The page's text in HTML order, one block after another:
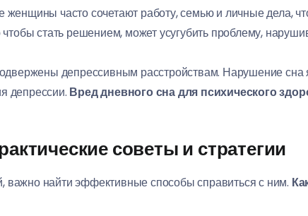
часто сочетают работу, семью и личные дела,
стать решением, может усугубить проблему,
депрессивным расстройствам. Нарушение сна
депрессии. Вред дневного сна для психического
советы и стратегии
важно найти эффективные способы справиться с ним.